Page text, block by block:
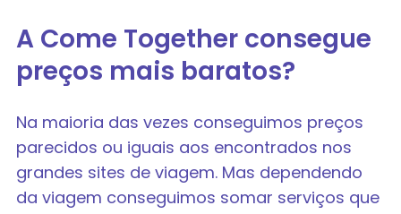
A Come Together consegue
preços mais baratos?
Na maioria das vezes conseguimos preços
parecidos ou iguais aos encontrados nos
grandes sites de viagem. Mas dependendo
da viagem conseguimos somar serviços que